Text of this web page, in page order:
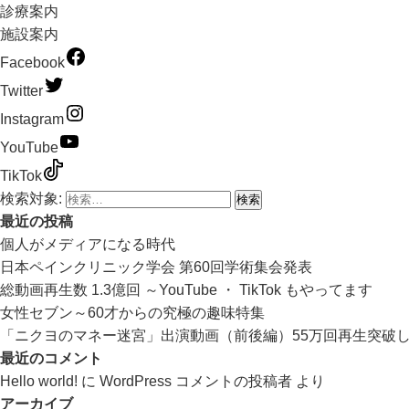
診療案内
施設案内
Facebook
Twitter
Instagram
YouTube
TikTok
検索対象:
最近の投稿
個人がメディアになる時代
日本ペインクリニック学会 第60回学術集会発表
総動画再生数 1.3億回 ～YouTube ・ TikTok もやってます
女性セブン～60才からの究極の趣味特集
「ニクヨのマネー迷宮」出演動画（前後編）55万回再生突破
最近のコメント
Hello world! に WordPress コメントの投稿者 より
アーカイブ